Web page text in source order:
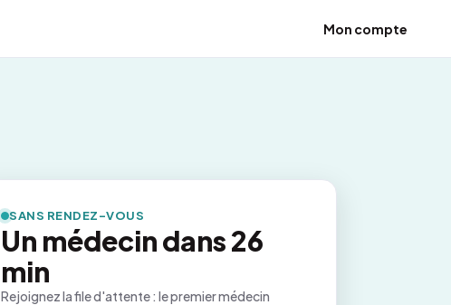
Mon compte
SANS RENDEZ-VOUS
Un médecin dans 26
min
Rejoignez la file d'attente : le premier médecin